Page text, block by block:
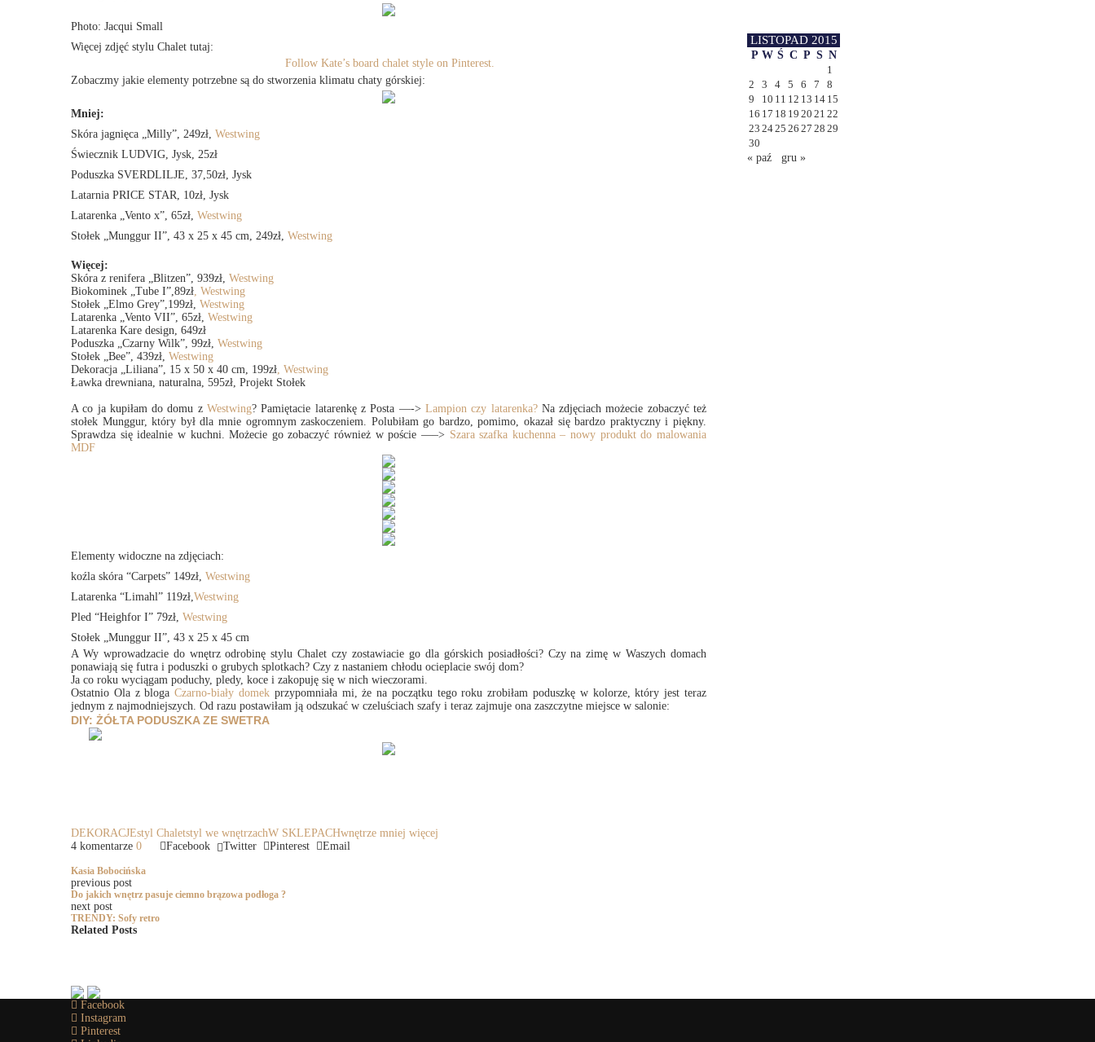
Photo: Jacqui Small
Więcej zdjęć stylu Chalet tutaj:
Follow Kate’s board chalet style on Pinterest.
Zobaczmy jakie elementy potrzebne są do stworzenia klimatu chaty górskiej:
Mniej:
Skóra jagnięca „Milly”, 249zł, Westwing
Świecznik LUDVIG, Jysk, 25zł
Poduszka SVERDLILJE, 37,50zł, Jysk
Latarnia PRICE STAR, 10zł, Jysk
Latarenka „Vento x”, 65zł, Westwing
Stołek „Munggur II”, 43 x 25 x 45 cm, 249zł, Westwing
Więcej:
Skóra z renifera „Blitzen”, 939zł, Westwing
Biokominek „Tube I”,89zł, Westwing
Stołek „Elmo Grey”,199zł, Westwing
Latarenka „Vento VII”, 65zł, Westwing
Latarenka Kare design, 649zł
Poduszka „Czarny Wilk”, 99zł, Westwing
Stołek „Bee”, 439zł, Westwing
Dekoracja „Liliana”, 15 x 50 x 40 cm, 199zł, Westwing
Ławka drewniana, naturalna, 595zł, Projekt Stołek
A co ja kupiłam do domu zWestwing? Pamiętacie latarenkę z Posta —-> Lampion czy latarenka?Na zdjęciach możecie zobaczyć też
stołek Munggur, który był dla mnie ogromnym zaskoczeniem. Polubiłam go bardzo, pomimo, okazał się bardzo praktyczny i piękny.
Sprawdza się idealnie w kuchni. Możecie go zobaczyć również w poście —–> Szara szafka kuchenna – nowy produkt do malowania
MDF
Elementy widoczne na zdjęciach:
koźla skóra “Carpets” 149zł, Westwing
Latarenka “Limahl” 119zł,Westwing
Pled “Heighfor I” 79zł, Westwing
Stołek „Munggur II”, 43 x 25 x 45 cm
A Wy wprowadzacie do wnętrz odrobinę stylu Chalet czy zostawiacie go dla górskich posiadłości? Czy na zimę w Waszych domach
ponawiają się futra i poduszki o grubych splotkach? Czy z nastaniem chłodu ocieplacie swój dom?
Ja co roku wyciągam poduchy, pledy, koce i zakopuję się w nich wieczorami.
Ostatnio Ola z blogaCzarno-biały domek przypomniała mi, że na początku tego roku zrobiłam poduszkę w kolorze, który jest teraz
jednym z najmodniejszych. Od razu postawiłam ją odszukać w czeluściach szafy i teraz zajmuje ona zaszczytne miejsce w salonie:
DIY: ŻÓŁTA PODUSZKA ZE SWETRA
DEKORACJEstyl Chaletstyl we wnętrzachW SKLEPACHwnętrze mniej więcej
4 komentarze 0 Facebook Twitter Pinterest Email
Kasia Bobocińska
previous post
Do jakich wnętrz pasuje ciemno brązowa podłoga ?
next post
TRENDY: Sofy retro
Related Posts
LISTOPAD 2015
P W Ś C P S N
1
2
3 4 5 6 7
8
9
10 11 12 13 14 15
16 17 18 19 20 21 22
23 2425 26 27 28 29
30
« paź
gru »
Facebook
Instagram
Pinterest